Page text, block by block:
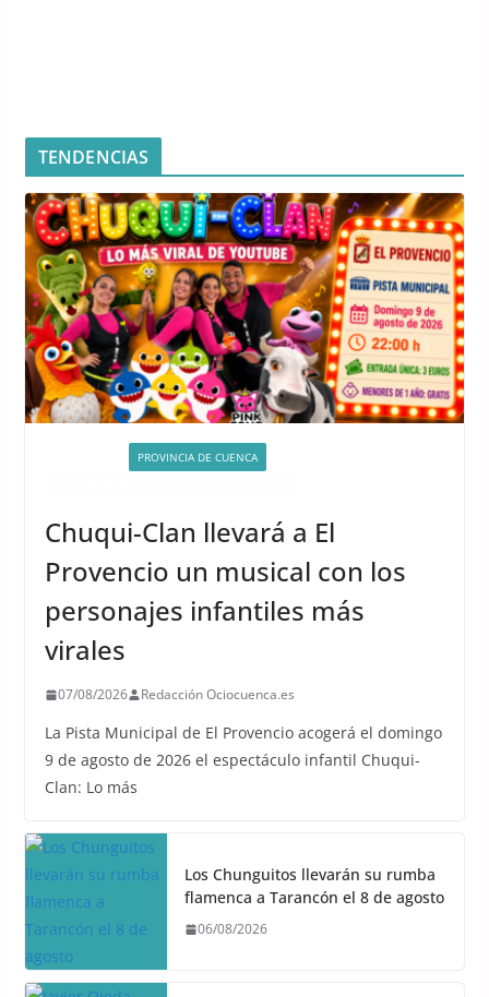
TENDENCIAS
PROVINCIA DE CUENCA
Chuqui-Clan llevará a El
Provencio un musical con los
personajes infantiles más
virales
07/08/2026 Redacción Ociocuenca.es
La Pista Municipal de El Provencio acogerá el domingo
9 de agosto de 2026 el espectáculo infantil Chuqui-
Clan: Lo más
Los Chunguitos llevarán su rumba
flamenca a Tarancón el 8 de agosto
06/08/2026